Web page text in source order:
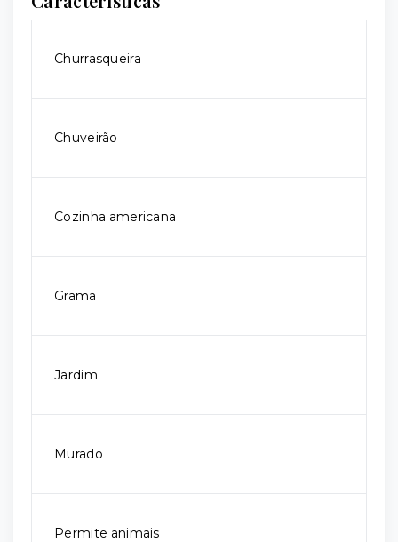
Churrasqueira
Chuveirão
Cozinha americana
Grama
Jardim
Murado
Permite animais